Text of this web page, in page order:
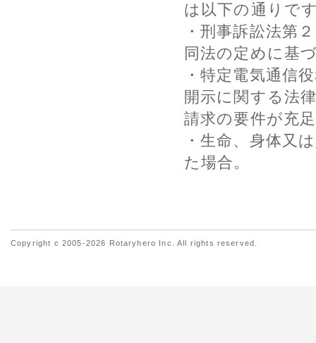
は以下の通りで
・刑事訴訟法第
同法の定めに基
・特定電気通信
開示に関する法
請求の要件が充
・生命、身体又
た場合。
Copyright c 2005-2026 Rotaryhero Inc. All rights reserved.